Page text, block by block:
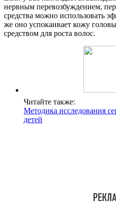
нервным перевозбуждением,
средства можно использовать
же оно успокаивает кожу
средством для роста волос.
Читайте также:
Методика исследования
детей